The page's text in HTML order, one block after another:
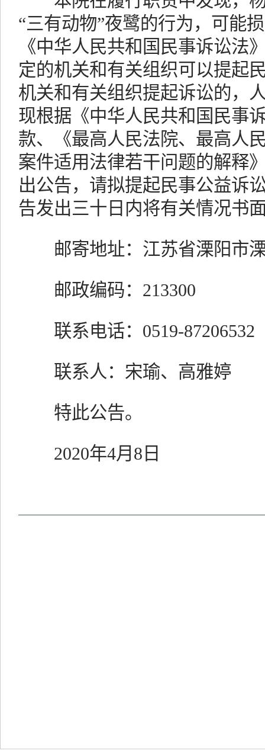
“三有动物”夜鹭的行为，可能
《中华人民共和国民事诉讼法
定的机关和有关组织可以提起
机关和有关组织提起诉讼的，
现根据《中华人民共和国民事
款、《最高人民法院、最高人
案件适用法律若干问题的解释
出公告，请拟提起民事公益诉
告发出三十日内将有关情况书
邮寄地址：江苏省溧阳市溧
邮政编码：213300
联系电话：0519-87206532
联系人：宋瑜、高雅婷
特此公告。
2020年4月8日